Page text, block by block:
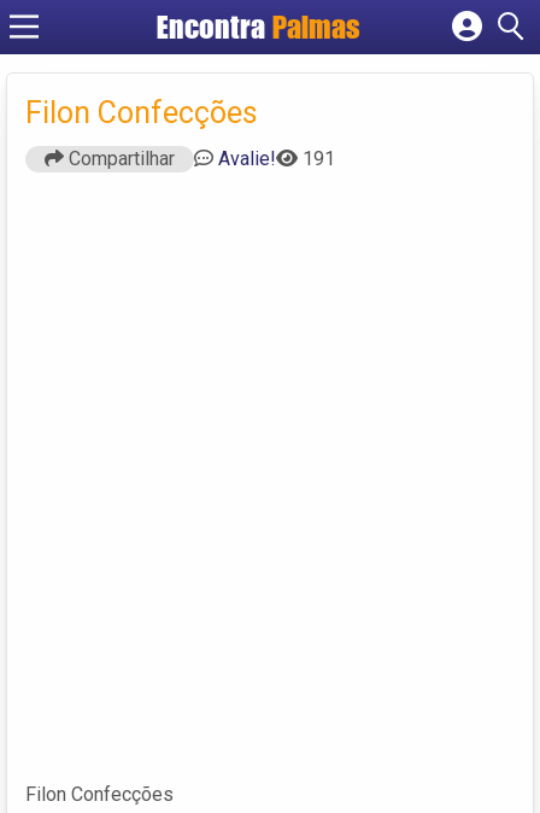
Encontra Palmas
Cadastrar empresa
Criar conta
Filon Confecções
Compartilhar Avalie! 191
Filon Confecções